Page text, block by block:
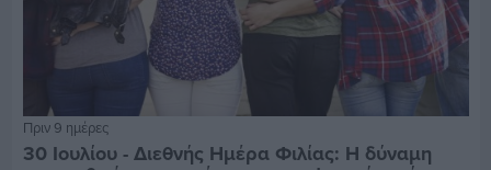
Πριν 9 ημέρες
30 Ιουλίου - Διεθνής Ημέρα Φιλίας: Η δύναμη